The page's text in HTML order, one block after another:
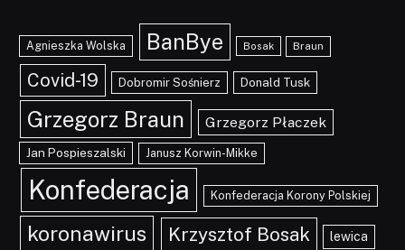
Agnieszka Wolska BanBye Bosak Braun
Covid-19 Dobromir Sośnierz Donald Tusk
Grzegorz Braun Grzegorz Płaczek
Jan Pospieszalski Janusz Korwin-Mikke
Konfederacja Konfederacja Korony Polskiej
koronawirus Krzysztof Bosak lewica